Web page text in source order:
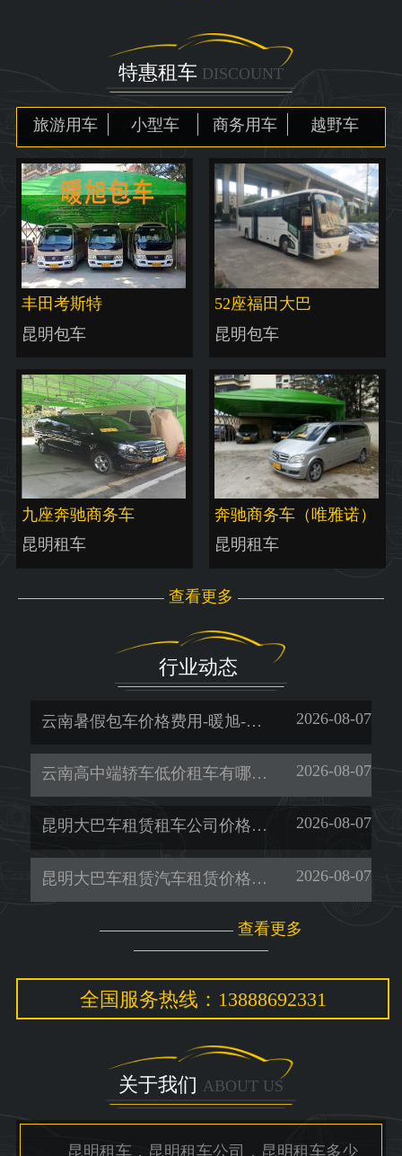
特惠租车 DISCOUNT
旅游用车 小型车 商务用车 越野车
丰田考斯特
昆明包车
52座福田大巴
昆明包车
九座奔驰商务车
昆明租车
奔驰商务车（唯雅诺）
昆明租车
查看更多
行业动态
云南暑假包车价格费用-暖旭-「昆明租车平台哪个好」 2026-08-07
云南高中端轿车低价租车有哪些-暖旭-「租考斯特」 2026-08-07
昆明大巴车租赁租车公司价格多少-暖旭-「昆明租车一天多少钱」 2026-08-07
昆明大巴车租赁汽车租赁价格多少-暖旭-「昆明租车电话」 2026-08-07
查看更多
全国服务热线：13888692331
关于我们 ABOUT US
昆明租车，昆明租车公司，昆明租车多少